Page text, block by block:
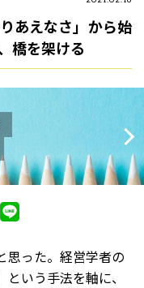
あえなさ」から始
橋を架ける
思った。経営学者の
いう手法を軸に、